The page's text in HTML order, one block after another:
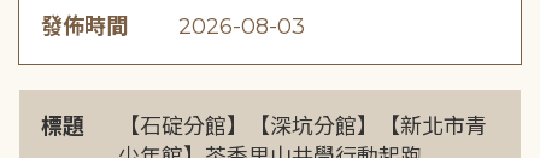
發佈時間 2026-08-03
標題
【石碇分館】【深坑分館】【新北市青